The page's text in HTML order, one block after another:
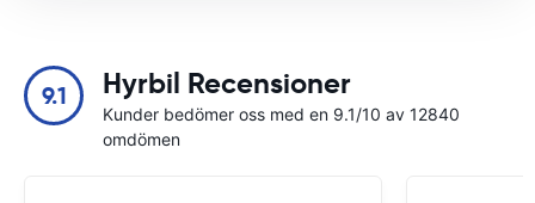
9.1 Hyrbil Recensioner
Kunder bedömer oss med en 9.1/10 av 12840
omdömen